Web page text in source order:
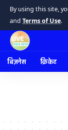
By using this site,
and Terms of Use.
बिज़नेस क्रिकेट